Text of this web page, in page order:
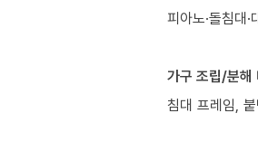
피아노·돌침대
가구 조립/분해
침대 프레임,